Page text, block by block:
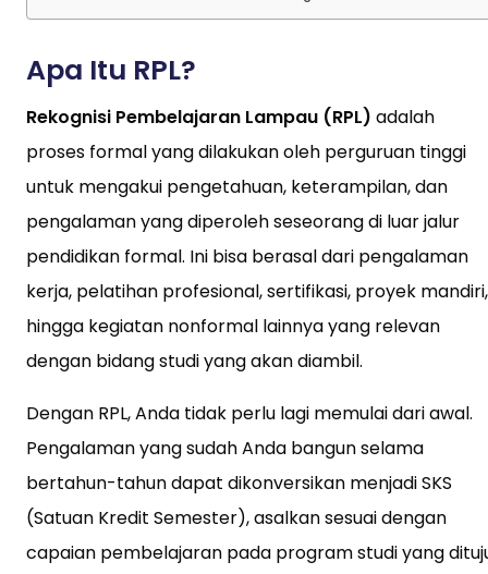
Apa Itu RPL?
Rekognisi Pembelajaran Lampau (RPL) adalah
proses formal yang dilakukan oleh perguruan tinggi
untuk mengakui pengetahuan, keterampilan, dan
pengalaman yang diperoleh seseorang di luar jalur
pendidikan formal. Ini bisa berasal dari pengalaman
kerja, pelatihan profesional, sertifikasi, proyek mandiri,
hingga kegiatan nonformal lainnya yang relevan
dengan bidang studi yang akan diambil.
Dengan RPL, Anda tidak perlu lagi memulai dari awal.
Pengalaman yang sudah Anda bangun selama
bertahun-tahun dapat dikonversikan menjadi SKS
(Satuan Kredit Semester), asalkan sesuai dengan
capaian pembelajaran pada program studi yang